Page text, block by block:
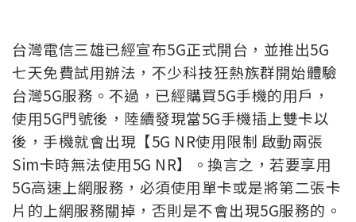
台灣電信三雄已經宣布5G正式開台，並推出5G
七天免費試用辦法，不少科技狂熱族群開始體驗
台灣5G服務。不過，已經購買5G手機的用戶，
使用5G門號後，陸續發現當5G手機插上雙卡以
後，手機就會出現【5G NR使用限制 啟動兩張
Sim卡時無法使用5G NR】。換言之，若要享用
5G高速上網服務，必須使用單卡或是將第二張卡
片的上網服務關掉，否則是不會出現5G服務的。